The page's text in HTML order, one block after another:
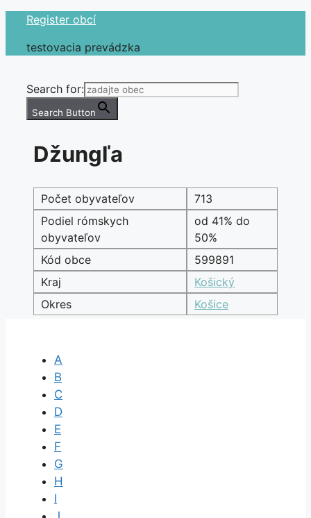
Preskočiť
obsah
Register obcí
testovacia prevádzka
Search for:
Search Button
Džungľa
Počet obyvateľov
713
Podiel rómskych
obyvateľov
od 41% do
50%
Kód obce
599891
Kraj
Košický
Okres
Košice
A
B
C
D
E
F
G
H
I